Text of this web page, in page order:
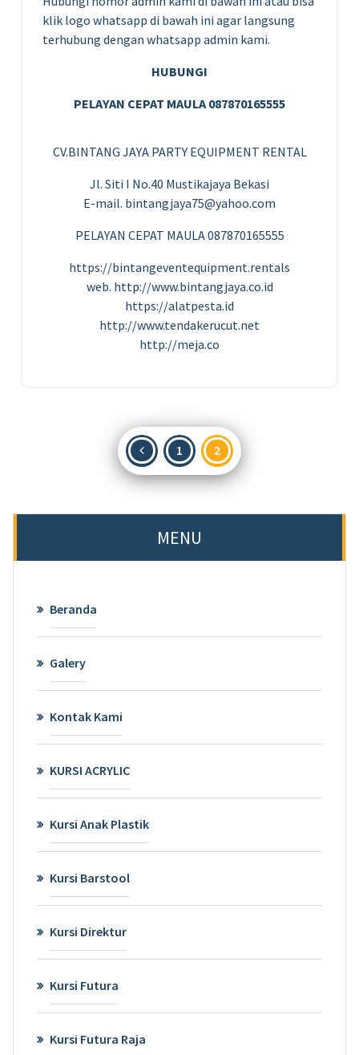
klik logo whatsapp di bawah ini agar langsung
terhubung dengan whatsapp admin kami.
HUBUNGI
PELAYAN CEPAT MAULA 087870165555
CV.BINTANG JAYA PARTY EQUIPMENT RENTAL
Jl. Siti I No.40 Mustikajaya Bekasi
E-mail. bintangjaya75@yahoo.com
PELAYAN CEPAT MAULA 087870165555
https://bintangeventequipment.rentals
web. http://www.bintangjaya.co.id
https://alatpesta.id
http://www.tendakerucut.net
http://meja.co
Paginasi
pos
1 2
MENU
Beranda
Galery
Kontak Kami
KURSI ACRYLIC
Kursi Anak Plastik
Kursi Barstool
Kursi Direktur
Kursi Futura
Kursi Futura Raja